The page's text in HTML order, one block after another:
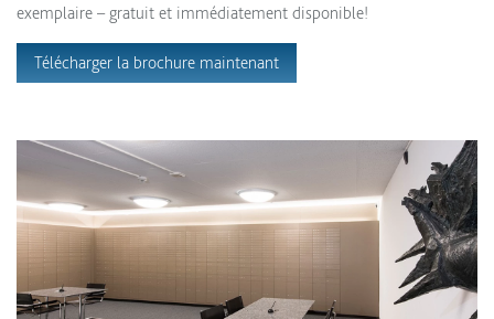
exemplaire – gratuit et immédiatement disponible!
Télécharger la brochure maintenant